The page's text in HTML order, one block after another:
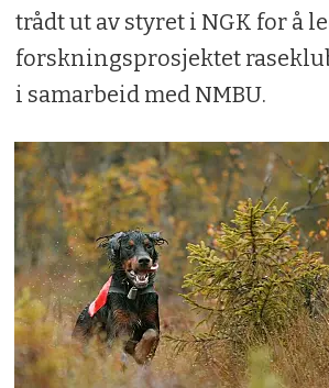
trådt ut av styret i NGK for å
forskningsprosjektet
i samarbeid med NMBU.